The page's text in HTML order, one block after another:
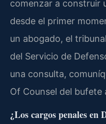
comenzar a construir
desde el primer
un abogado, el
del Servicio de
una consulta,
Of Counsel del bufete
¿Los cargos penales en